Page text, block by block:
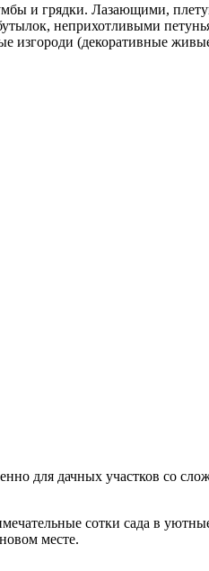
и грядки. Лазающими,
неприхотливыми
изгороди (декоративные
для дачных участков со
сотки сада в
месте.